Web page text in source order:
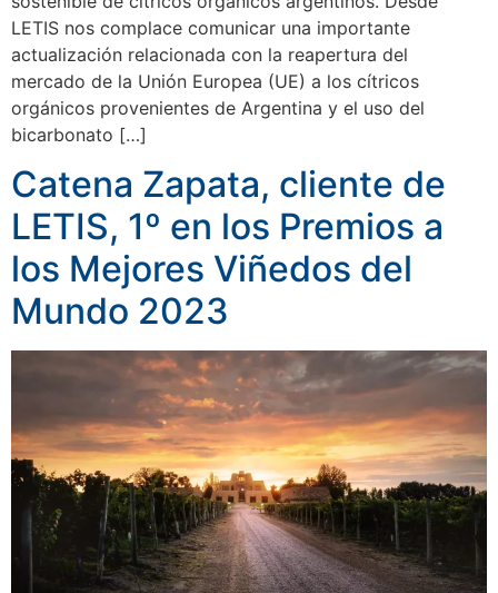
LETIS nos complace comunicar una importante
actualización relacionada con la reapertura del
mercado de la Unión Europea (UE) a los cítricos
orgánicos provenientes de Argentina y el uso del
bicarbonato […]
Catena Zapata, cliente de
LETIS, 1º en los Premios a
los Mejores Viñedos del
Mundo 2023